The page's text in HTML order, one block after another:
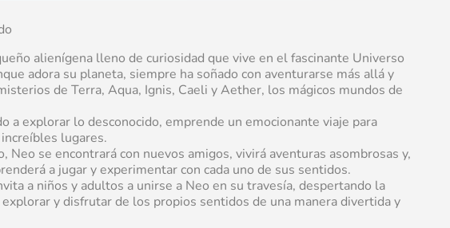
alienígena lleno de curiosidad que vive en el fascinante Universo
adora su planeta, siempre ha soñado con aventurarse más allá y
de Terra, Aqua, Ignis, Caeli y Aether, los mágicos mundos de
a explorar lo desconocido, emprende un emocionante viaje para
lugares.
Neo se encontrará con nuevos amigos, vivirá aventuras asombrosas y,
a jugar y experimentar con cada uno de sus sentidos.
a niños y adultos a unirse a Neo en su travesía, despertando la
y disfrutar de los propios sentidos de una manera divertida y